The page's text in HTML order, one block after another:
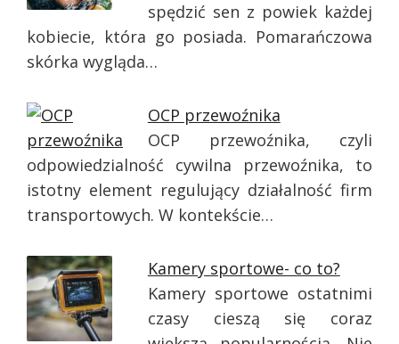
spędzić sen z powiek każdej
kobiecie, która go posiada. Pomarańczowa
skórka wygląda…
OCP przewoźnika
OCP przewoźnika, czyli
odpowiedzialność cywilna przewoźnika, to
istotny element regulujący działalność firm
transportowych. W kontekście…
Kamery sportowe- co to?
Kamery sportowe ostatnimi
czasy cieszą się coraz